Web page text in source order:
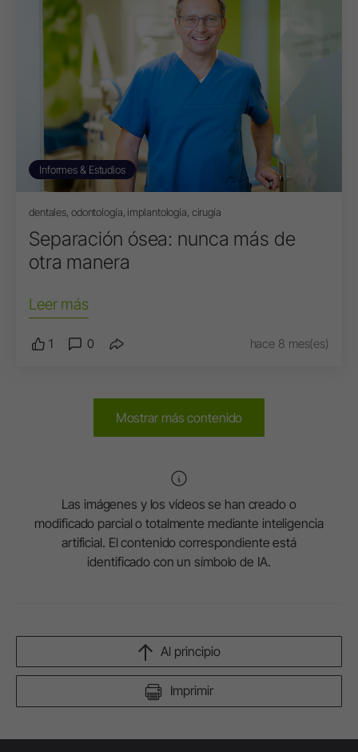
Informes & Estudios
dentales, odontología, implantología, cirugía
Separación ósea: nunca más de
otra manera
Leer más
1 0 hace 8 mes(es)
Mostrar más contenido
Las imágenes y los vídeos se han creado o
modificado parcial o totalmente mediante inteligencia
artificial. El contenido correspondiente está
identificado con un símbolo de IA.
Imprimir
Al principio